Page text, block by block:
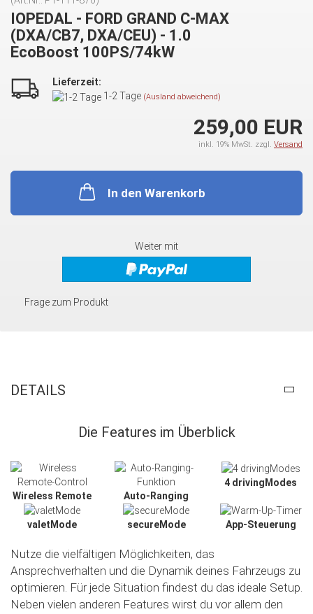
IOPEDAL - FORD GRAND C-MAX
(DXA/CB7, DXA/CEU) - 1.0
EcoBoost 100PS/74kW
Lieferzeit:
1-2 Tage (Ausland abweichend)
259,00 EUR
inkl. 19% MwSt. zzgl. Versand
In den Warenkorb
Weiter mit
Frage zum Produkt
DETAILS
Die Features im Überblick
Wireless Remote Auto-Ranging
4 drivingModes
valetMode secureMode App-Steuerung
Nutze die vielfältigen Möglichkeiten, das
Ansprechverhalten und die Dynamik deines Fahrzeugs zu
optimieren. Für jede Situation findest du das ideale Setup.
Neben vielen anderen Features wirst du vor allem den